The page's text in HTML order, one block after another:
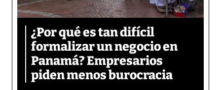
¿Por qué es tan difícil
formalizar un negocio en
Panamá? Empresarios
piden menos burocracia